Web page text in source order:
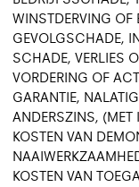
WINSTDERVING OF
GEVOLGSCHADE,
SCHADE, VERLIES
VORDERING OF
GARANTIE,
ANDERSZINS, (MET
KOSTEN VAN
KOSTEN VAN